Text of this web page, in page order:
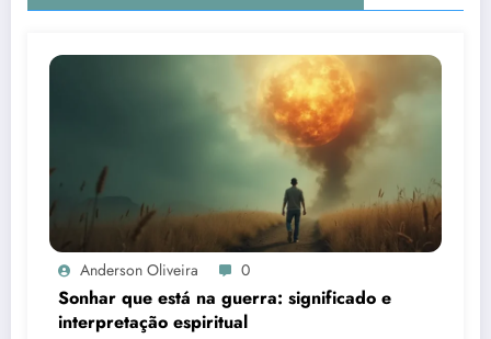
Anderson Oliveira 0
Sonhar que está na guerra: significado e
interpretação espiritual